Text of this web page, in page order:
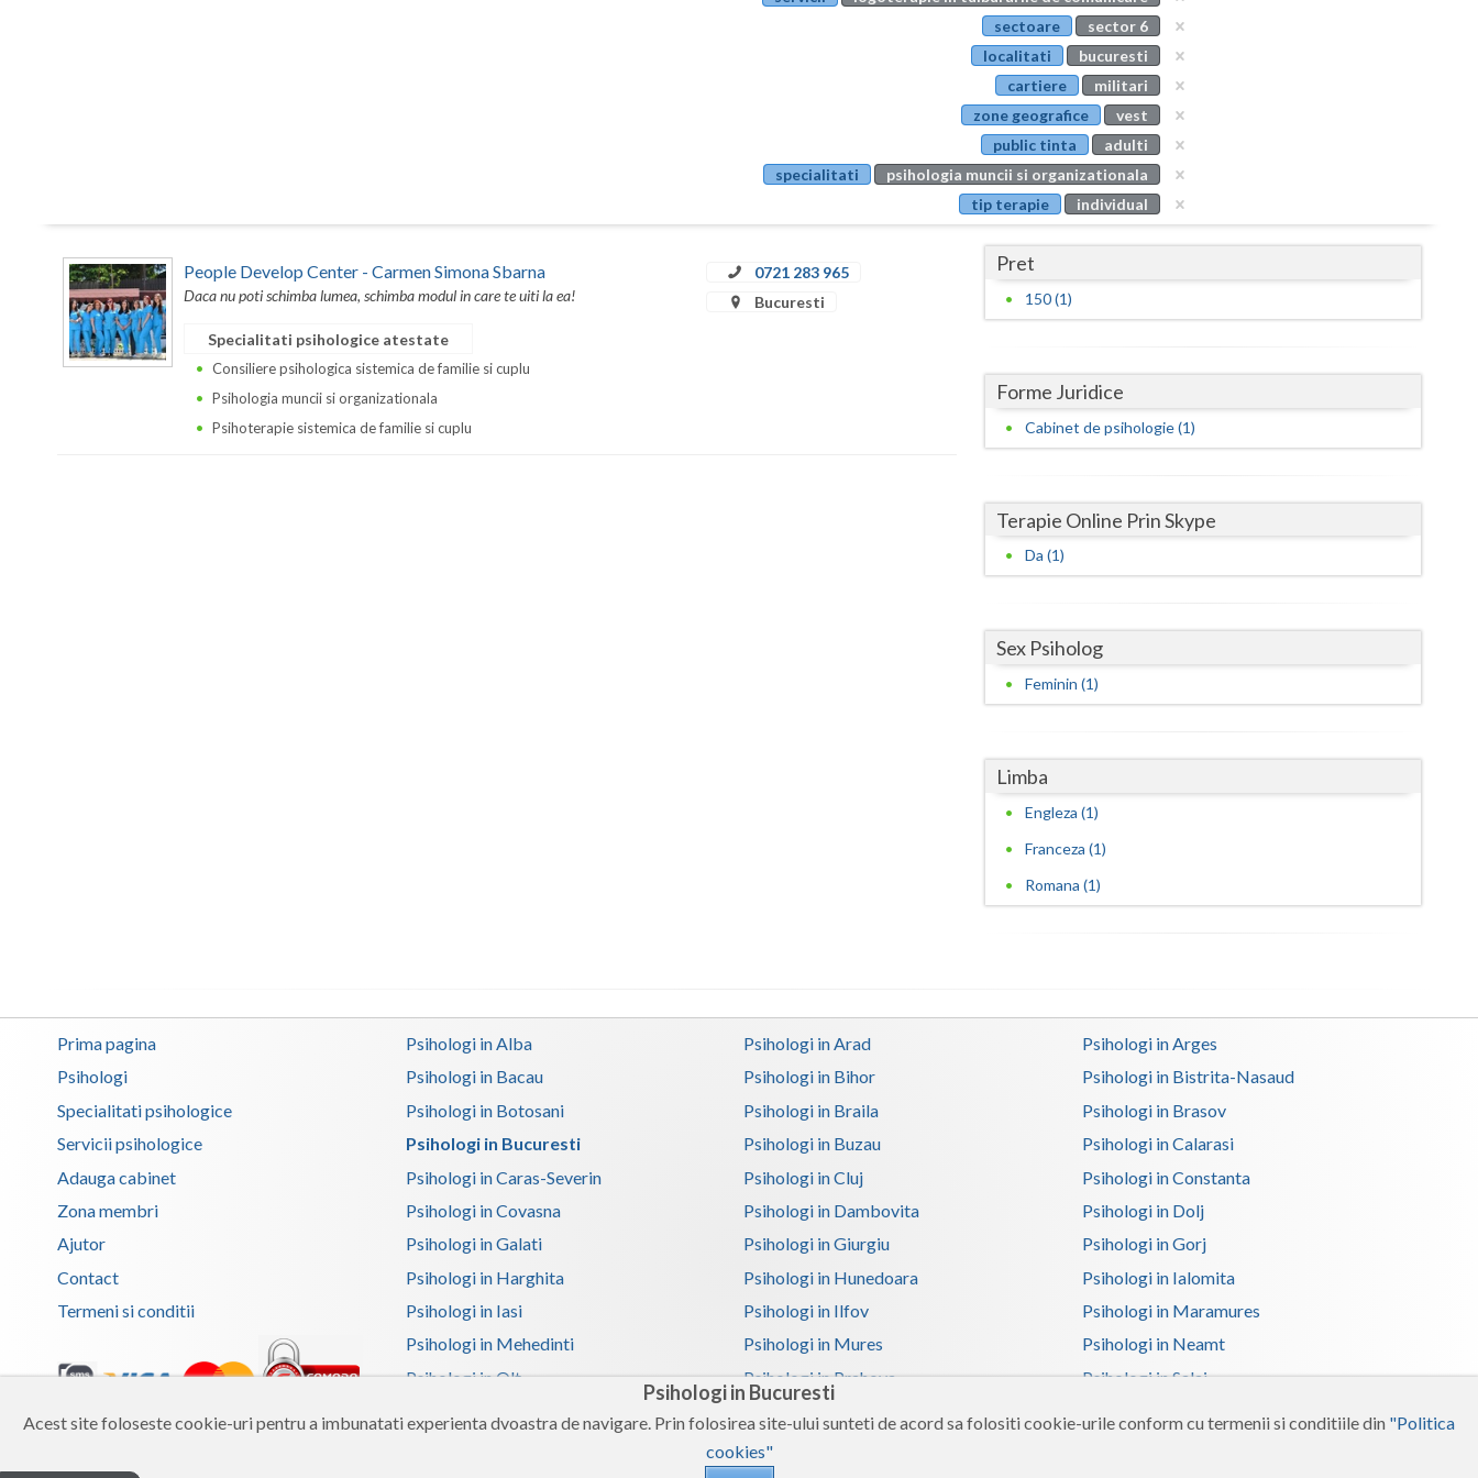
Psihologi in Bucuresti
Acest site foloseste cookie-uri pentru a imbunatati experienta dvoastra de navigare. Prin folosirea site-ului sunteti de acord sa folositi cookie-urile conform cu termenii si conditiile din "Politica
cookies"
Buzau
Calarasi
Caras-Severin
Cluj
Constanta
Dolj
Giurgiu
Gorj
Hunedoara
Iasi
Mehedinti
Satu-Mare
Sibiu
Suceava
Teleorman
Timis
Tulcea
Valcea
Vrancea
sectoare
sector 6
localitati
bucuresti
cartiere
militari
zone geografice
vest
public tinta
adulti
specialitati
psihologia muncii si organizationala
tip terapie
individual
People Develop Center - Carmen Simona Sbarna
Daca nu poti schimba lumea, schimba modul in care te uiti la ea!
0721 283 965
Bucuresti
Specialitati psihologice atestate
Consiliere psihologica sistemica de familie si cuplu
Psihologia muncii si organizationala
Psihoterapie sistemica de familie si cuplu
Pret
150 (1)
Forme Juridice
Cabinet de psihologie (1)
Terapie Online Prin Skype
Da (1)
Sex Psiholog
Feminin (1)
Limba
Engleza (1)
Franceza (1)
Romana (1)
Prima pagina
Psihologi
Specialitati psihologice
Servicii psihologice
Adauga cabinet
Zona membri
Ajutor
Contact
Termeni si conditii
Copyright 2026 Reframing SRL
Psihologi in Alba Psihologi in Arad
Psihologi in Arges
Psihologi in Bacau
Psihologi in Bihor
Psihologi in Bistrita-Nasaud
Psihologi in Botosani
Psihologi in Braila
Psihologi in Brasov
Psihologi in Bucuresti
Psihologi in Buzau
Psihologi in Calarasi
Psihologi in Caras-Severin
Psihologi in Cluj
Psihologi in Constanta
Psihologi in Covasna
Psihologi in Dambovita
Psihologi in Dolj
Psihologi in Galati
Psihologi in Giurgiu
Psihologi in Gorj
Psihologi in Harghita
Psihologi in Hunedoara
Psihologi in Ialomita
Psihologi in Iasi
Psihologi in Ilfov
Psihologi in Maramures
Psihologi in Mehedinti
Psihologi in Mures
Psihologi in Neamt
Psihologi in Olt
Psihologi in Prahova
Psihologi in Salaj
Psihologi in Timis